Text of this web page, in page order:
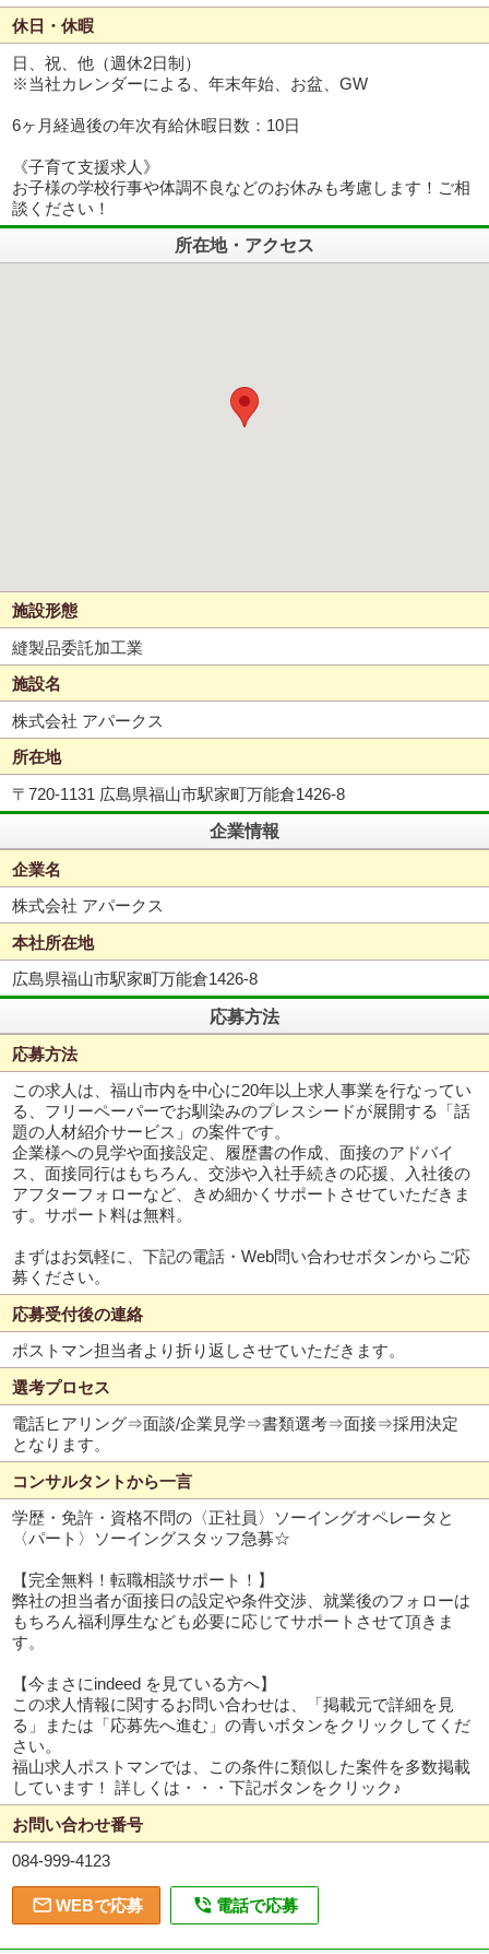
休日・休暇
日、祝、他（週休2日制）
※当社カレンダーによる、年末年始、お盆、GW
6ヶ月経過後の年次有給休暇日数：10日
《子育て支援求人》
お子様の学校行事や体調不良などのお休みも考慮します！ご相
談ください！
所在地・アクセス
施設形態
縫製品委託加工業
施設名
株式会社 アパークス
所在地
〒720-1131 広島県福山市駅家町万能倉1426-8
企業情報
企業名
株式会社 アパークス
本社所在地
広島県福山市駅家町万能倉1426-8
応募方法
応募方法
この求人は、福山市内を中心に20年以上求人事業を行なってい
る、フリーペーパーでお馴染みのプレスシードが展開する「話
題の人材紹介サービス」の案件です。
企業様への見学や面接設定、履歴書の作成、面接のアドバイ
ス、面接同行はもちろん、交渉や入社手続きの応援、入社後の
アフターフォローなど、きめ細かくサポートさせていただきま
す。サポート料は無料。
まずはお気軽に、下記の電話・Web問い合わせボタンからご応
募ください。
応募受付後の連絡
ポストマン担当者より折り返しさせていただきます。
選考プロセス
電話ヒアリング⇒面談/企業見学⇒書類選考⇒面接⇒採用決定
となります。
コンサルタントから一言
学歴・免許・資格不問の〈正社員〉ソーイングオペレータと
〈パート〉ソーイングスタッフ急募☆
【完全無料！転職相談サポート！】
弊社の担当者が面接日の設定や条件交渉、就業後のフォローは
もちろん福利厚生なども必要に応じてサポートさせて頂きま
す。
【今まさにindeed を見ている方へ】
この求人情報に関するお問い合わせは、「掲載元で詳細を見
る」または「応募先へ進む」の青いボタンをクリックしてくだ
さい。
福山求人ポストマンでは、この条件に類似した案件を多数掲載
しています！ 詳しくは・・・下記ボタンをクリック♪
お問い合わせ番号
084-999-4123
 WEBで応募  電話で応募